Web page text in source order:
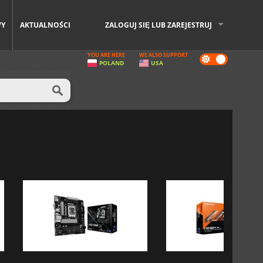
AKTUALNOŚCI ZALOGUJ SIĘ LUB ZAREJESTRUJ
Dark
mode
YOU ARE HERE
POLAND
WE ALSO SUPPORT
USA